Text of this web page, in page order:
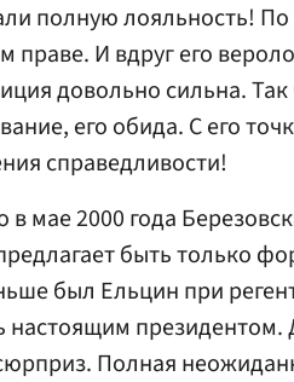
полную лояльность!
праве. И вдруг его
довольно сильна. Так
его обида. С его
справедливости!
в мае 2000 года
быть только
был Ельцин при
настоящим
Полная